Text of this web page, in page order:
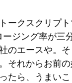
ークスクリプ
ジング率が三
のエースや。
それからお前
たら、うまい